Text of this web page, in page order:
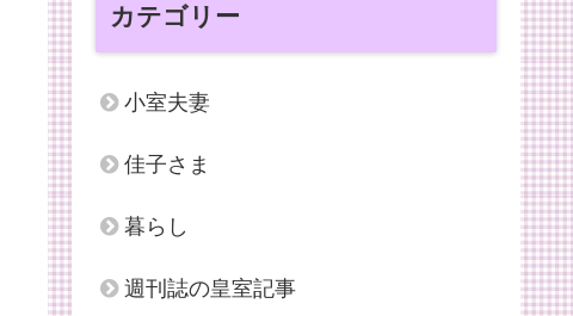
カテゴリー
小室夫妻
佳子さま
暮らし
週刊誌の皇室記事